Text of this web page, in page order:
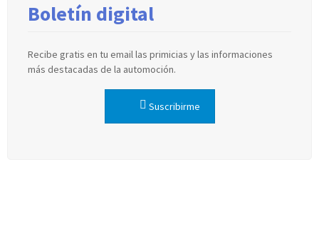
Boletín digital
Recibe gratis en tu email las primicias y las informaciones
más destacadas de la automoción.
Suscribirme